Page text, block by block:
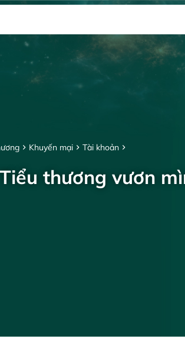
Khuyến mại Tài khoản
thương vươn